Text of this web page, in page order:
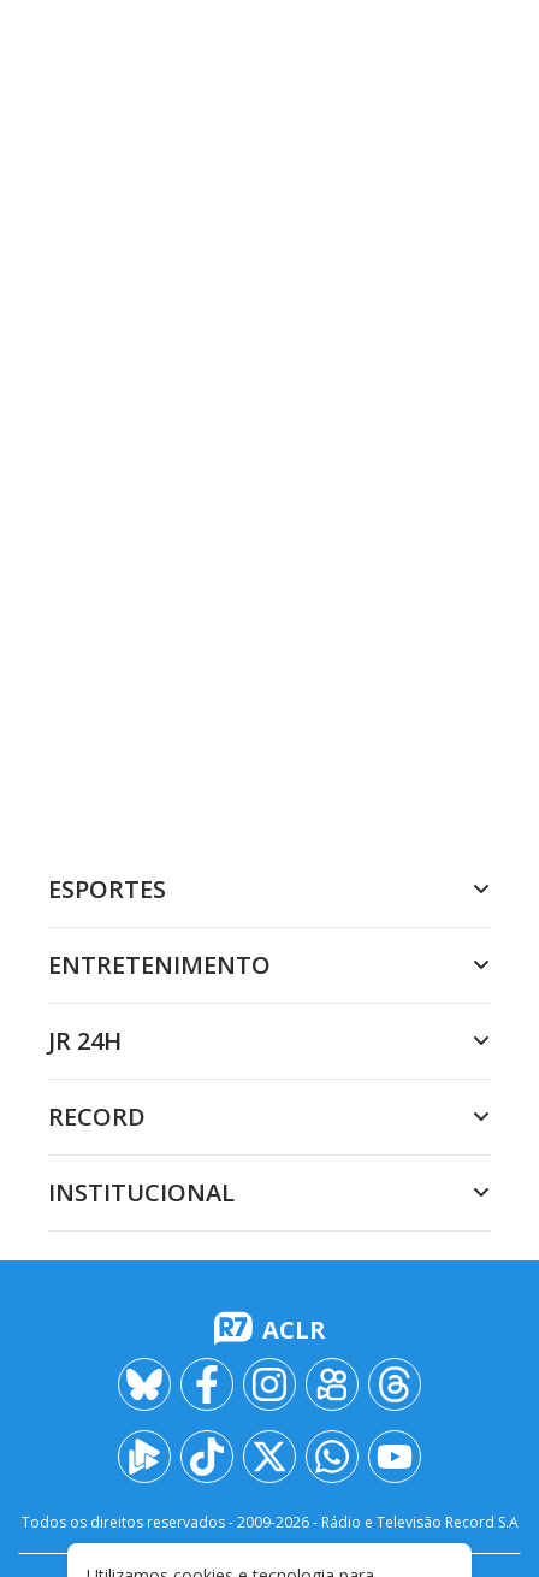
ESPORTES
ENTRETENIMENTO
JR 24H
RECORD
INSTITUCIONAL
ACLR
Todos os direitos reservados - 2009-2026- Rádio e Televisão Record S.A